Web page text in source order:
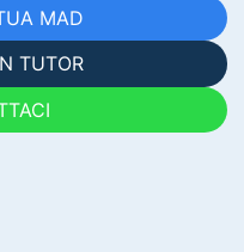
MAD
TUTOR